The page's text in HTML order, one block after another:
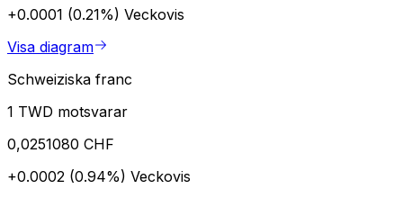
+0.0001 (0.21%) Veckovis
Visa diagram
Schweiziska franc
1 TWD motsvarar
0,0251080 CHF
+0.0002 (0.94%) Veckovis